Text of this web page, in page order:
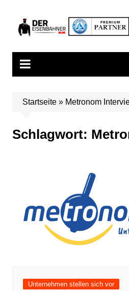
springen
Startseite» Metronom
Schlagwort:
Unternehmen stellen sich vor